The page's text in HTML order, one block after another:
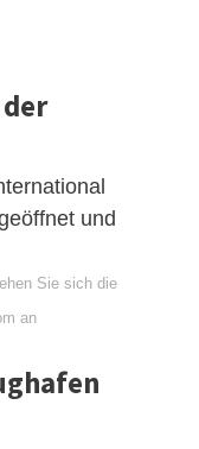
und
Sie sich die
an